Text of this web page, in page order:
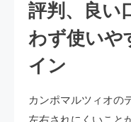
評判、良い
わず使いや
イン
カンポマルツィオの